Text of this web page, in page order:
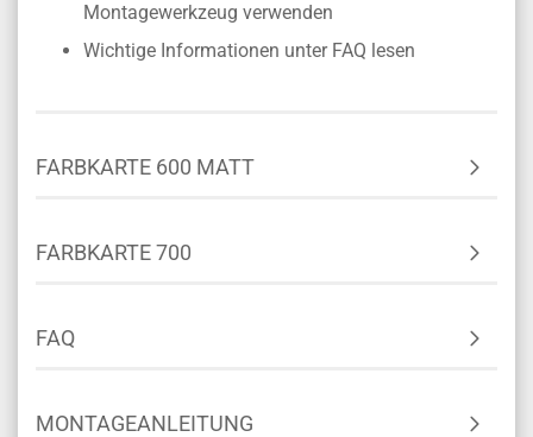
Montagewerkzeug verwenden
Wichtige Informationen unter FAQ lesen
FARBKARTE 600 MATT
FARBKARTE 700
FAQ
MONTAGEANLEITUNG